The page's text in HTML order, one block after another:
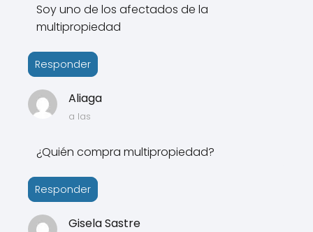
Soy uno de los afectados de la
multipropiedad
Responder
Aliaga
a las
¿Quién compra multipropiedad?
Responder
Gisela Sastre